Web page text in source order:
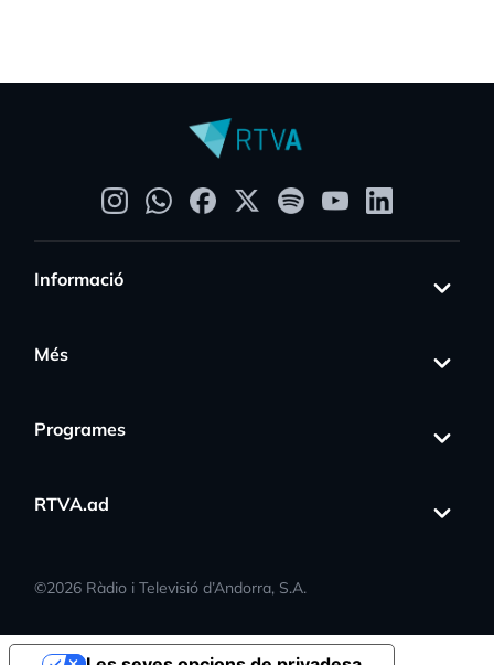
Informació
Més
Programes
RTVA.ad
©2026 Ràdio i Televisió d’Andorra, S.A.